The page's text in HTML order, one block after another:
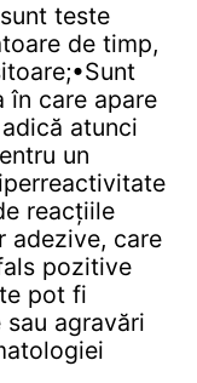
teste
de timp,
•Sunt
în care apare
atunci
un
reacțiile
adezive, care
pozitive
pot fi
agravări